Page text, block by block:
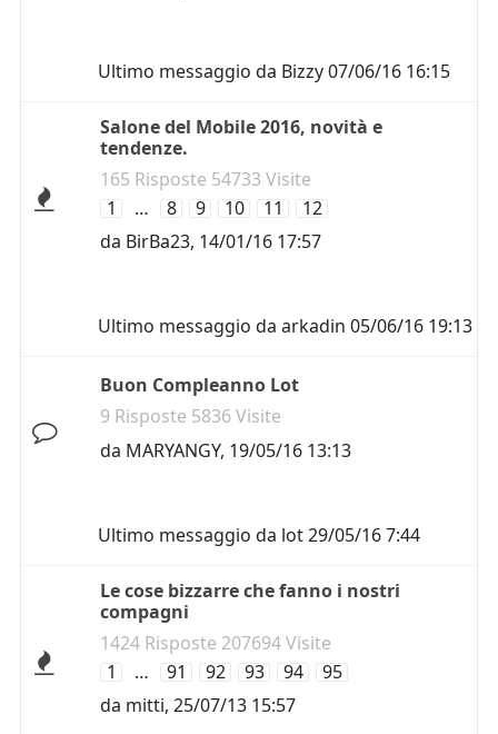
Ultimo messaggio da Bizzy07/06/16 16:15
Salone del Mobile 2016, novità e
tendenze.
165 Risposte 54733 Visite
1
… 8 9 10 11
12
da BirBa23, 14/01/16 17:57
Ultimo messaggio da arkadin 05/06/16 19:13
Buon Compleanno Lot
9 Risposte 5836 Visite
da MARYANGY, 19/05/16 13:13
Ultimo messaggio da lot29/05/16 7:44
Le cose bizzarre che fanno i nostri
compagni
1424 Risposte 207694 Visite
1
… 91 92 93 94
95
da mitti, 25/07/13 15:57